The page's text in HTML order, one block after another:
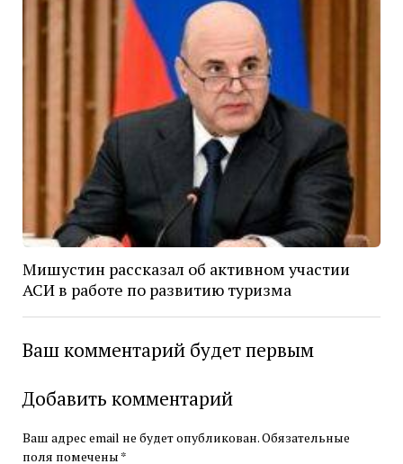
Мишустин рассказал об активном участии
АСИ в работе по развитию туризма
Ваш комментарий будет первым
Добавить комментарий
Ваш адрес email не будет опубликован.Обязательные
поля помечены *